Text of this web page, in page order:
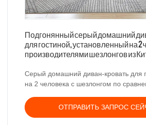
Подгонянный серый домашний
для гостиной, установленный на 2
производителями шезлонгов из
Серый домашний диван-кровать для
на 2 человека с шезлонгом по
несравненные выдающиеся
точки зрения производительности,
ОТПРАВИТЬ ЗАПРОС